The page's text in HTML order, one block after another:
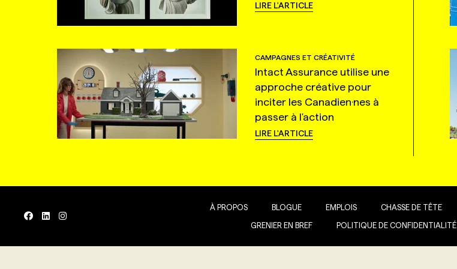
LIRE L'ARTICLE
CAMPAGNES ET CRÉATIVITÉ
Intact Assurance utilise une
approche créative pour
inciter les Canadien·nes à
passer à l'action
LIRE L'ARTICLE
À PROPOS BLOGUE EMPLOIS CHASSE DE TÊTE
GRENIER EN BREF POLITIQUE DE CONFIDENTIALITÉ